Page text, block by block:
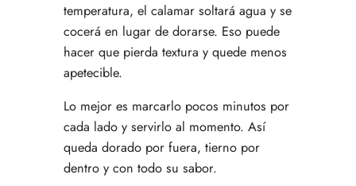
temperatura, el calamar soltará agua y se
cocerá en lugar de dorarse. Eso puede
hacer que pierda textura y quede menos
apetecible.
Lo mejor es marcarlo pocos minutos por
cada lado y servirlo al momento. Así
queda dorado por fuera, tierno por
dentro y con todo su sabor.